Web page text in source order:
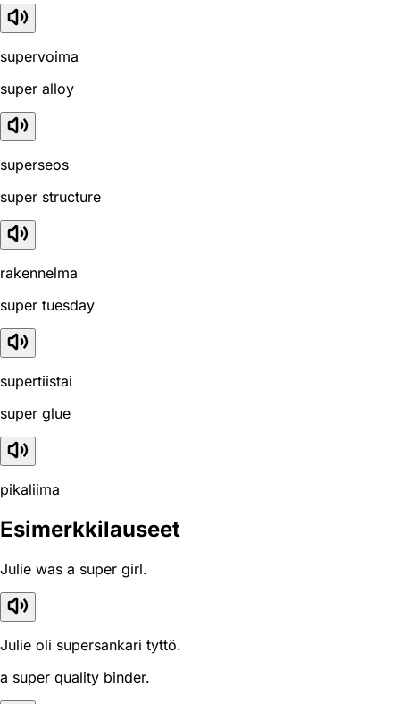
supervoima
super alloy
superseos
super structure
rakennelma
super tuesday
supertiistai
super glue
pikaliima
Esimerkkilauseet
Julie was a super girl.
Julie oli supersankari tyttö.
a super quality binder.